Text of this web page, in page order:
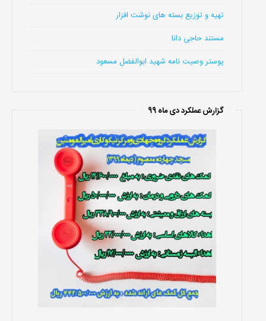
تهیه و توزیع بسته های نوشت افزار
مستند حاجی دانا
پوستر وصیت نامه شهید ابوالفضل مسعود
گزارش عملکرد دی ماه 99